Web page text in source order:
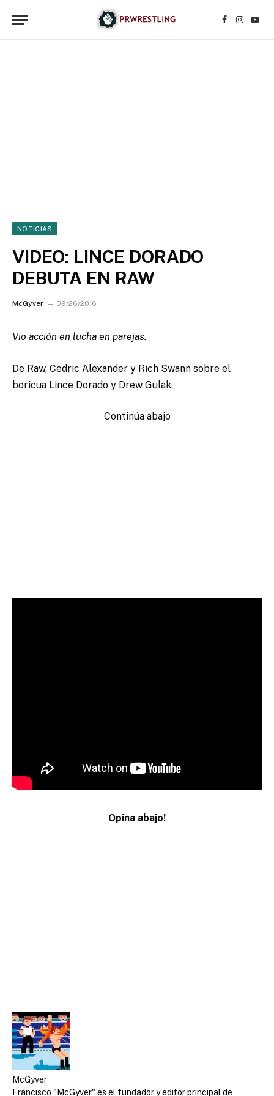
Facebook
NOTICIAS
VIDEO: LINCE DORADO
DEBUTA EN RAW
McGyver 09/26/2016
Vio acción en lucha en parejas.
De Raw, Cedric Alexander y Rich Swann sobre el
boricua Lince Dorado y Drew Gulak.
Continúa abajo
Opina abajo!
McGyver
Francisco "McGyver" es el fundador y editor principal de